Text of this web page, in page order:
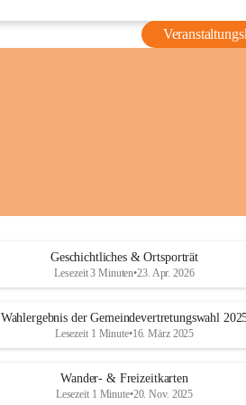
Geschichtliches & Ortsporträt
Lesezeit 3 Minuten•23. Apr. 2026
Wahlergebnis der Gemeindevertretungswahl
Lesezeit 1 Minute•16. März 2025
Wander- & Freizeitkarten
Lesezeit 1 Minute•20. Nov. 2025